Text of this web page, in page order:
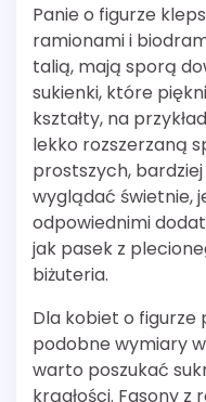
Panie o figurze
ramionami i
talią, mają sporą
sukienki, które
kształty, na
lekko rozszerzaną
prostszych,
wyglądać świetnie,
odpowiednimi
jak pasek z
biżuteria.
Dla kobiet o
podobne wymiary
warto poszukać
krągłości. Fasony z